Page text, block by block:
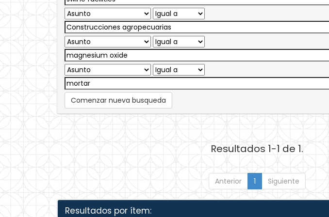
Comenzar nueva busqueda
Resultados 1-1 de 1.
Anterior 1 Siguiente
Resultados por ítem: